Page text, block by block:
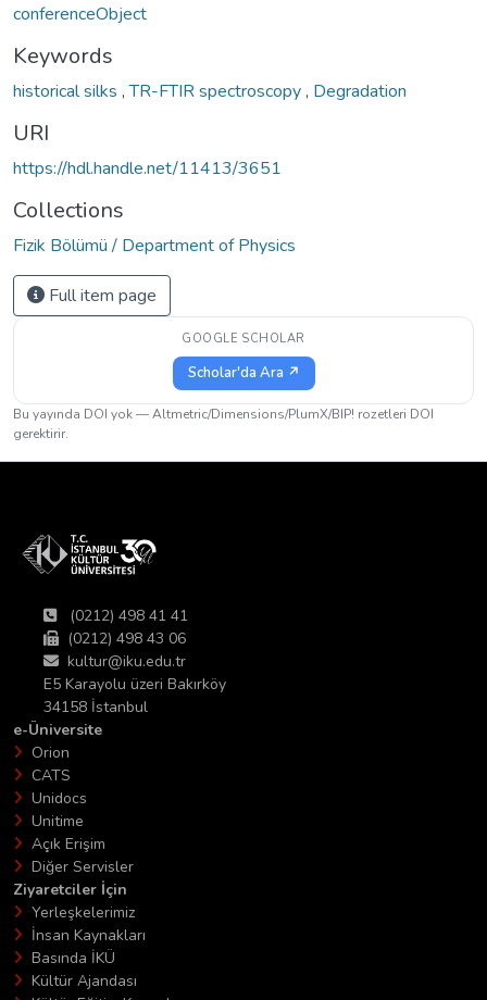
conferenceObject
Keywords
historical silks ,TR-FTIR spectroscopy, Degradation
URI
https://hdl.handle.net/11413/3651
Collections
Fizik Bölümü / Department of Physics
Full item page
GOOGLE SCHOLAR
Scholar'da Ara ↗
Bu yayında DOI yok — Altmetric/Dimensions/PlumX/BIP! rozetleri DOI
gerektirir.
(0212) 498 41 41
(0212) 498 43 06
kultur@iku.edu.tr
E5 Karayolu üzeri Bakırköy
34158 İstanbul
e-Üniversite
Orion
CATS
Unidocs
Unitime
Açık Erişim
Diğer Servisler
Ziyaretciler İçin
Yerleşkelerimiz
İnsan Kaynakları
Basında İKÜ
Kültür Ajandası